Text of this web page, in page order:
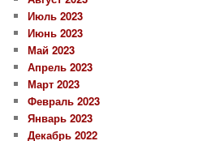
Июль 2023
Июнь 2023
Май 2023
Апрель 2023
Март 2023
Февраль 2023
Январь 2023
Декабрь 2022